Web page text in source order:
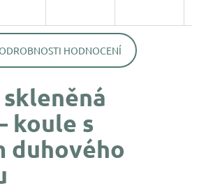
HODNOCENÍ
koule s
duhového